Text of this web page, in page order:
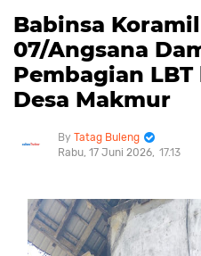
Babinsa Koramil
07/Angsana
Pembagian
Desa Makmur
Tatag Buleng
Rabu, 17 Juni 2026 17.13